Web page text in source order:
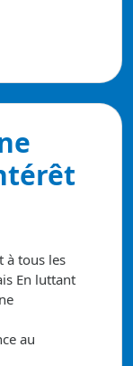
à tous les
En luttant
au